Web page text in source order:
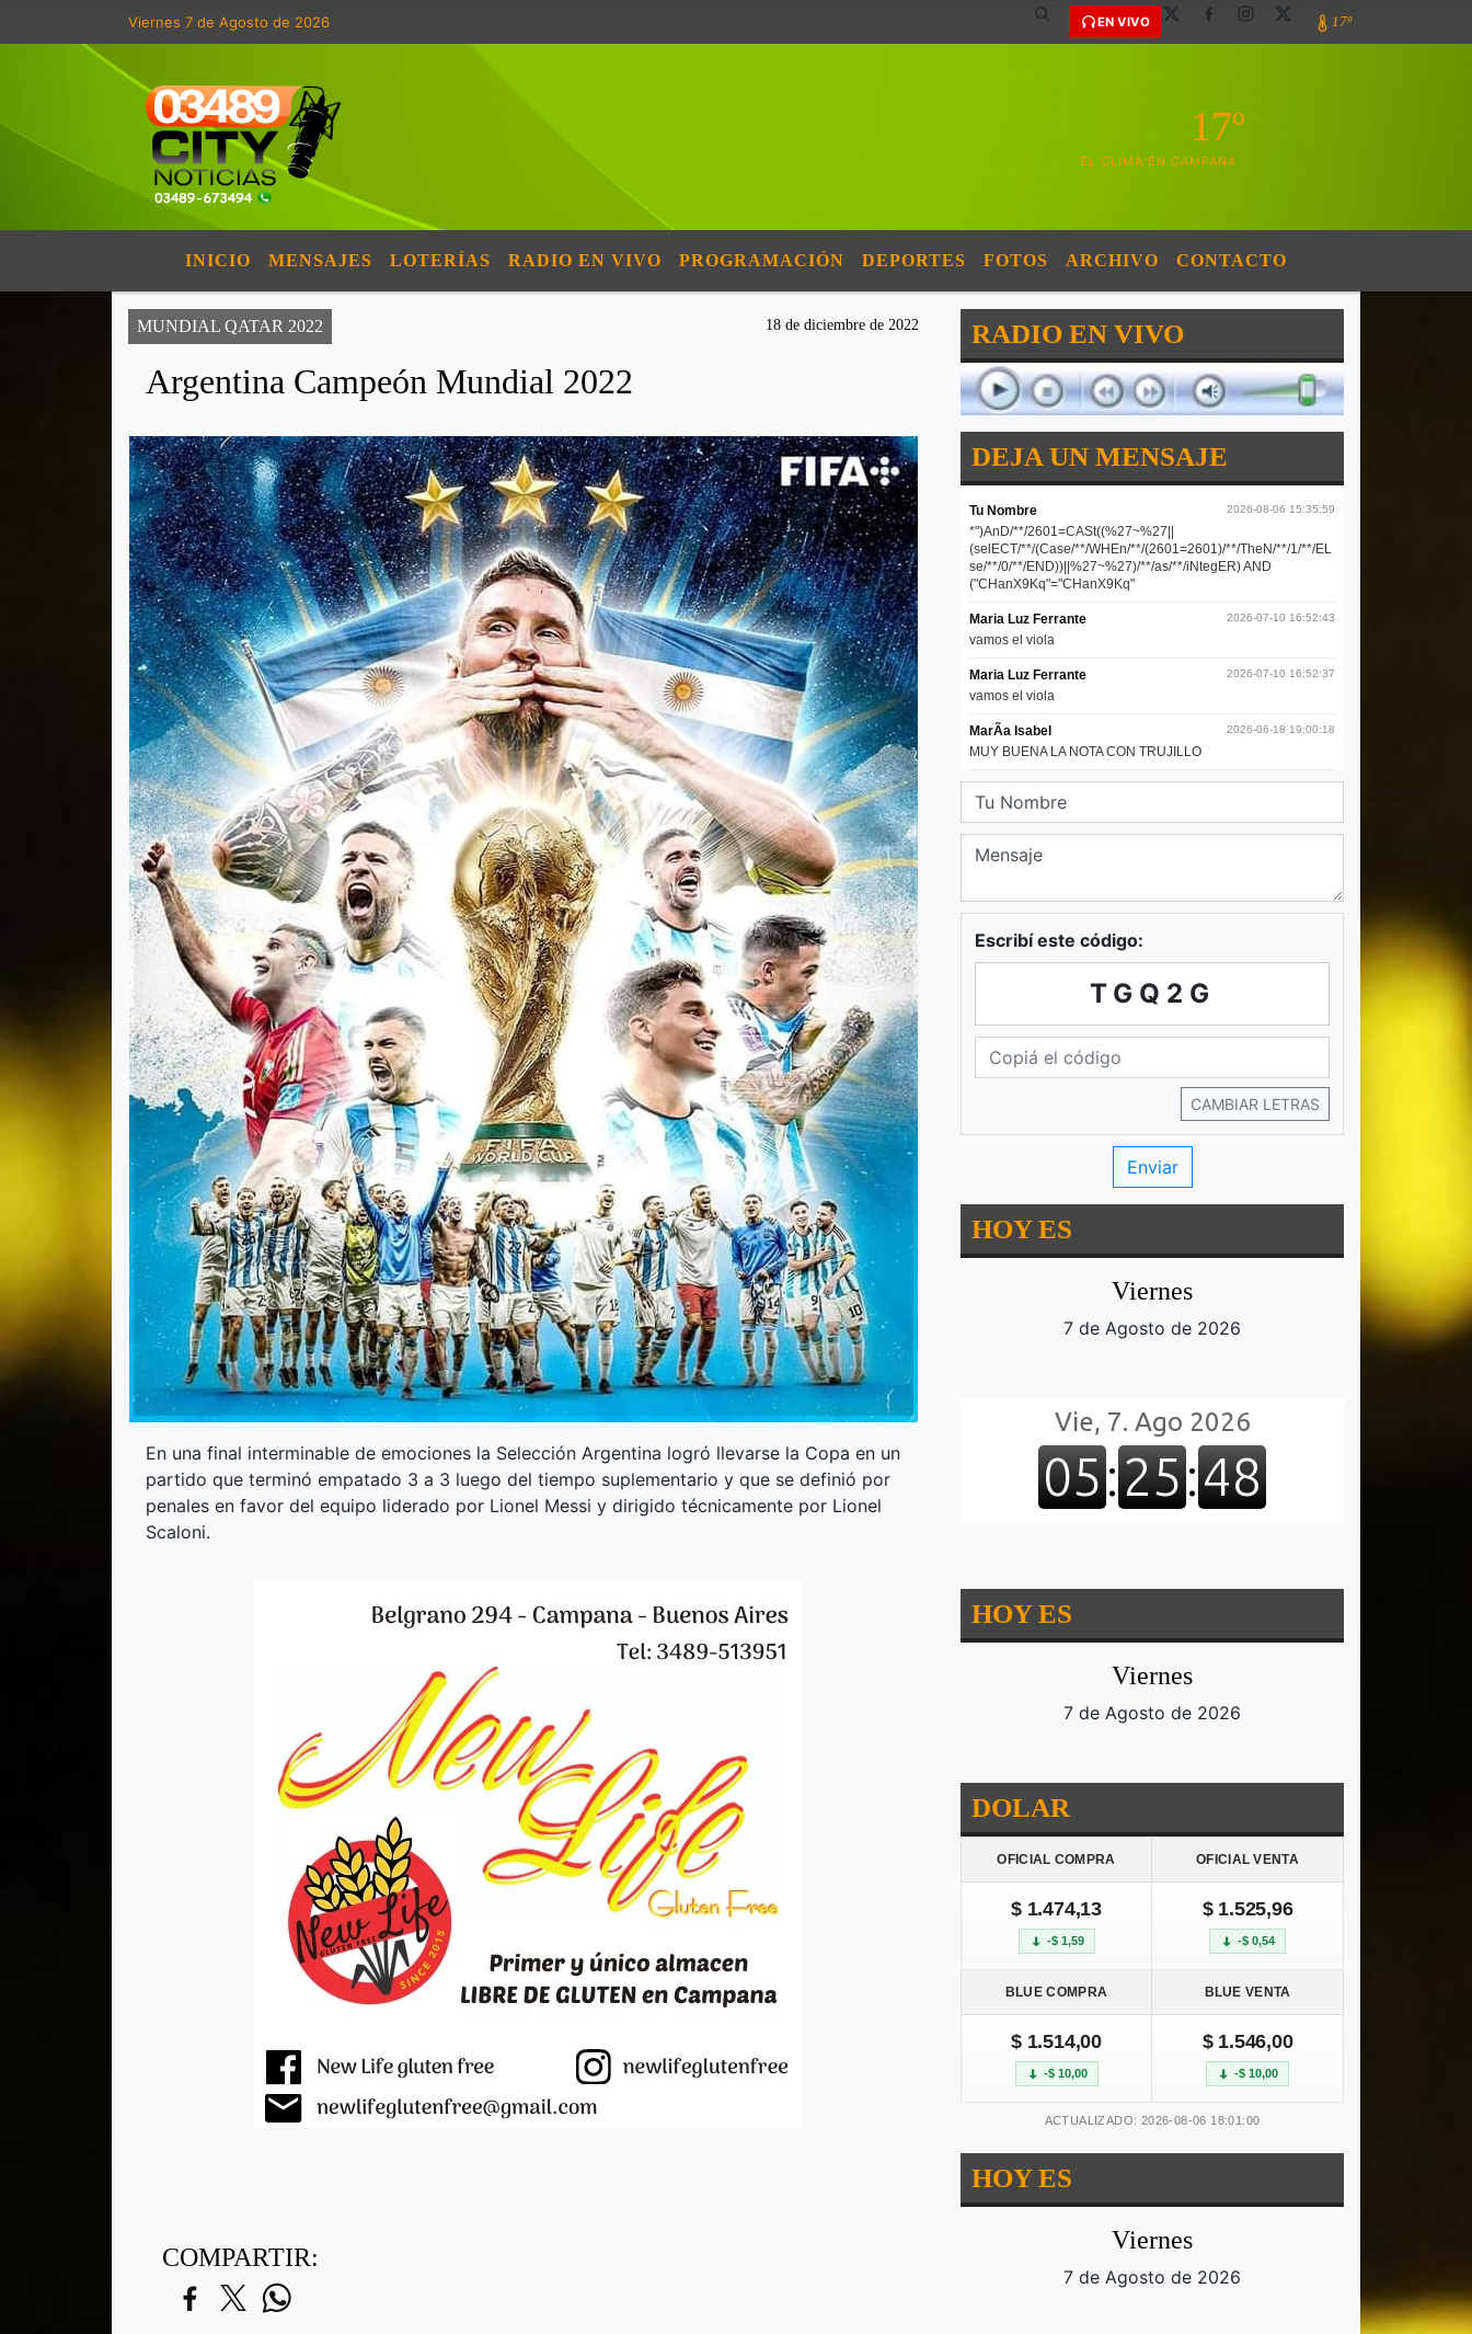
Viernes 7 de Agosto de 2026 EN VIVO 17º
17º
EL CLIMA EN CAMPANA
INICIO MENSAJES LOTERÍAS RADIO EN VIVO PROGRAMACIÓN DEPORTES FOTOS ARCHIVO CONTACTO
MUNDIAL QATAR 2022 18 de diciembre de 2022
Argentina Campeón Mundial 2022
En una final interminable de emociones la Selección Argentina logró llevarse la Copa en un
partido que terminó empatado 3 a 3 luego del tiempo suplementario y que se definió por
penales en favor del equipo liderado por Lionel Messi y dirigido técnicamente por Lionel
Scaloni.
COMPARTIR:
RADIO EN VIVO
DEJA UN MENSAJE
Escribí este código:
TGQ2G
CAMBIAR LETRAS
HOY ES
Viernes
7 de Agosto de 2026
HOY ES
Viernes
7 de Agosto de 2026
DOLAR
OFICIAL COMPRA OFICIAL VENTA
$ 1.474,13
-$ 1,59
$ 1.525,96
-$ 0,54
BLUE COMPRA BLUE VENTA
$ 1.514,00
-$ 10,00
$ 1.546,00
-$ 10,00
ACTUALIZADO: 2026-08-06 18:01:00
HOY ES
Viernes
7 de Agosto de 2026